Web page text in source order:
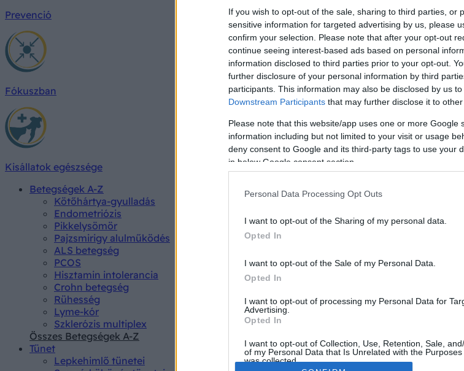
If you wish to opt-out of the sale, sharing to third parties, or
sensitive information for targeted advertising by us, please
confirm your selection. Please note that after your opt-out
continue seeing interest-based ads based on personal
information disclosed to third parties prior to your opt-out.
further disclosure of your personal information by third
participants. This information may also be disclosed by us
Downstream Participants that may further disclose it to other
Please note that this website/app uses one or more Google
information including but not limited to your visit or usage
deny consent to Google and its third-party tags to use your
in below Google consent section.
Personal Data Processing Opt Outs
I want to opt-out of the Sharing of my personal data.
Opted In
I want to opt-out of the Sale of my Personal Data.
Opted In
I want to opt-out of processing my Personal Data for
Advertising.
Opted In
I want to opt-out of Collection, Use, Retention, Sale,
of my Personal Data that Is Unrelated with the
was collected.
Prevenció
Fókuszban
Kisállatok egészsége
Betegségek A-Z
Kötőhártya-gyulladás
Endometriózis
Pikkelysömör
Pajzsmirigy alulműködés
ALS betegség
PCOS
Hisztamin intolerancia
Crohn betegség
Rühesség
Lyme-kór
Szklerózis multiplex
Összes Betegségek A-Z
Tünet
Lepkehimlő tünetei